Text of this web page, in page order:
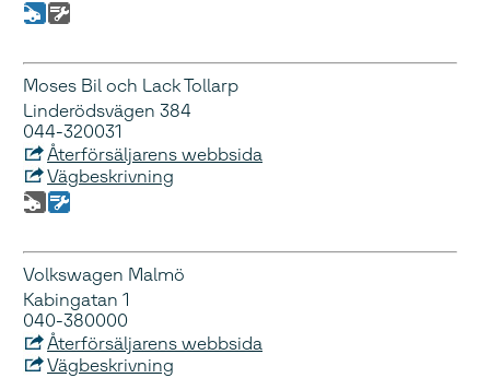
Moses Bil och Lack Tollarp
Linderödsvägen 384
044-320031
Återförsäljarens webbsida
Vägbeskrivning
Volkswagen Malmö
Kabingatan 1
040-380000
Återförsäljarens webbsida
Vägbeskrivning